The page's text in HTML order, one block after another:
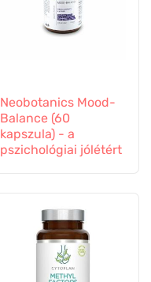
Neobotanics Mood-
Balance (60
kapszula) - a
pszichológiai jólétért